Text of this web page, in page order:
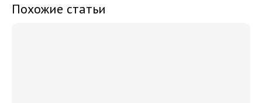
Похожие статьи